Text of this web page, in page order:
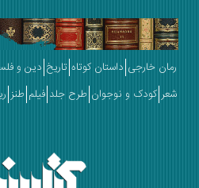
رمان خارجی داستان کوتاه تاریخ دین و
شعر کودک و نوجوان طرح جلد فیلم طنز